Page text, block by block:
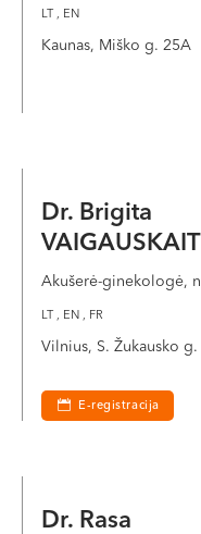
LT , EN
Kaunas, Miško g. 25A
Dr. Brigita
Akušerė-ginekologė,
LT , EN , FR
Vilnius, S. Žukausko g.
E-registracija
Dr. Rasa